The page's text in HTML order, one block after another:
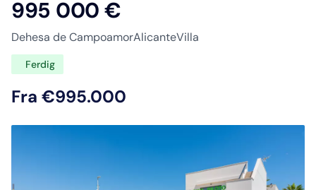
995 000 €
Dehesa de CampoamorAlicanteVilla
Ferdig
Fra €995.000